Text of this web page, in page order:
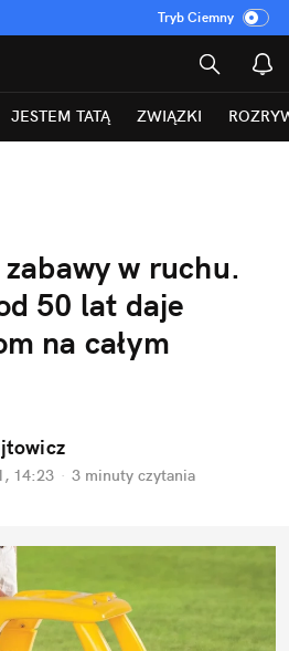
Tryb Ciemny
JESTEM TATĄ ZWIĄZKI
w ruchu.
50 lat daje
na całym
14:23 · 3 minuty czytania